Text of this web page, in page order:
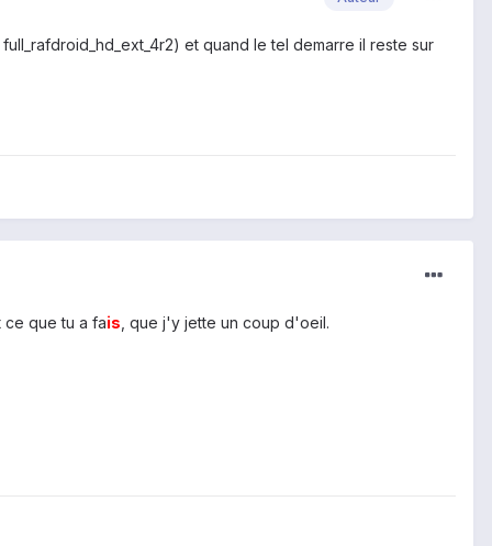
et quand le tel demarre il reste sur
ce que tu a fais , que j'y jette un coup d'oeil.